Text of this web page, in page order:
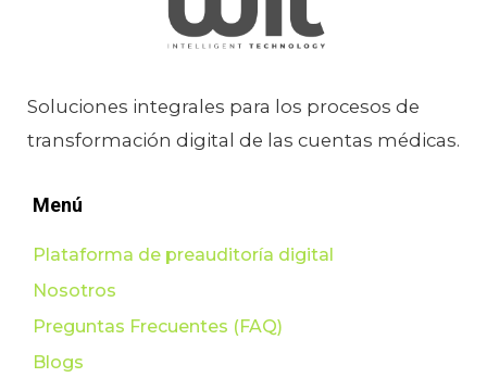
Soluciones integrales para los procesos de
transformación digital de las cuentas médicas.
Menú
Plataforma de preauditoría digital
Nosotros
Preguntas Frecuentes (FAQ)
Blogs